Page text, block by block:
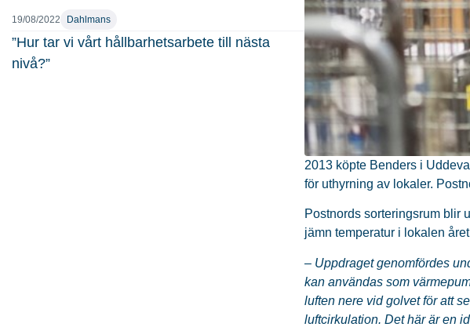
19/08/2022 Dahlmans
”Hur tar vi vårt hållbarhetsarbete till nästa
nivå?”
2013 köpte Benders i
för uthyrning av lokaler.
Postnords sorteringsrum blir
jämn temperatur i lokalen
– Uppdraget genomfördes
kan användas som
luften nere vid golvet för att
luftcirkulation. Det här är en